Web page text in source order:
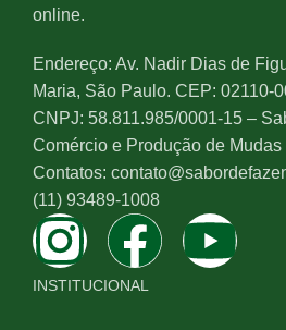
online.
Endereço: Av. Nadir Dias de
Maria, São Paulo. CEP: 02110-
CNPJ: 58.811.985/0001-15 –
Comércio e Produção de Mudas
Contatos:
(11) 93489-1008
INSTITUCIONAL